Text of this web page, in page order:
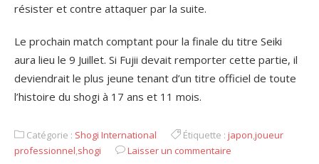
résister et contre attaquer par la suite.
Le prochain match comptant pour la finale du titre Seiki
aura lieu le 9 Juillet. Si Fujii devait remporter cette partie, il
deviendrait le plus jeune tenant d’un titre officiel de toute
l’histoire du shogi à 17 ans et 11 mois.
Catégorie : Shogi International Étiquette : japon,joueur
professionnel,shogi Laisser un commentaire